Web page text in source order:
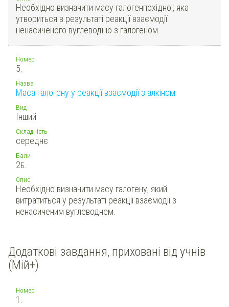
Необхідно визначити масу галогенпохідної, яка
утвориться в результаті реакції взаємодії
ненасиченого вуглеводню з галогеном.
Номер
5.
Назва
Маса галогену у реакції взаємодії з алкіном
Вид
Інший
Складність
середнє
Бали
2Б.
Опис
Необхідно визначити масу галогену, який
витратиться у результаті реакції взаємодії з
ненасиченим вуглеводнем.
Додаткові завдання, приховані від учнів
(Мій+)
Номер
1.